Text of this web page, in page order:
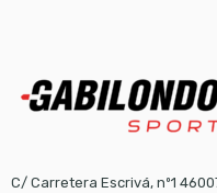
C/ Carretera Escrivá, nº1